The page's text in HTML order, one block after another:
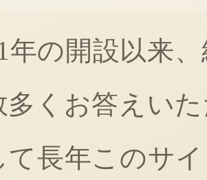
年の開設以来
多くお答えい
て長年このサ